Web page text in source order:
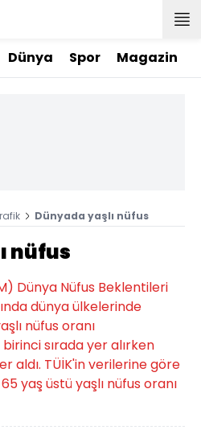
Dünya Spor Magazin
Dünyada yaşlı nüfus
nüfus
Dünya Nüfus Beklentileri
dünya ülkelerinde
nüfus oranı
sırada yer alırken
aldı. TÜİK'in verilerine göre
yaş üstü yaşlı nüfus oranı